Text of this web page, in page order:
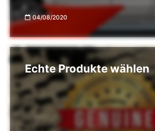
04/08/2020
Echte Produkte wählen